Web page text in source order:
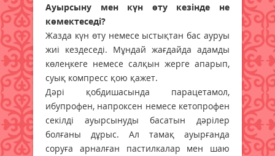
Ауырсыну мен күн өту кезінде не
көмектеседі?
Жазда күн өту немесе ыстықтан бас ауруы
жиі кездеседі. Мұндай жағдайда адамды
көлеңкеге немесе салқын жерге апарып,
суық компресс қою қажет.
Дәрі қобдишасында парацетамол,
ибупрофен, напроксен немесе кетопрофен
секілді ауырсынуды басатын дәрілер
болғаны дұрыс. Ал тамақ ауырғанда
соруға арналған пастилкалар мен шаю